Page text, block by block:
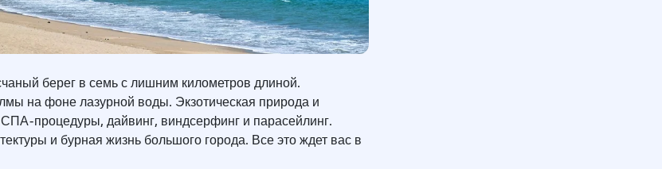
берег в семь с лишним километров длиной.
на фоне лазурной воды. Экзотическая природа и
процедуры, дайвинг, виндсерфинг и парасейлинг.
и бурная жизнь большого города. Все это ждет вас в